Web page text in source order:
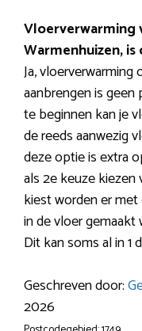
Vloerverwarming
Warmenhuizen,
Ja,
aanbrengen is geen
te beginnen kan je
de reeds aanwezig
deze optie is extra
als 2e keuze kiezen
kiest worden er
in de vloer gemaakt
Dit kan soms al in 1
Geschreven door:
2026